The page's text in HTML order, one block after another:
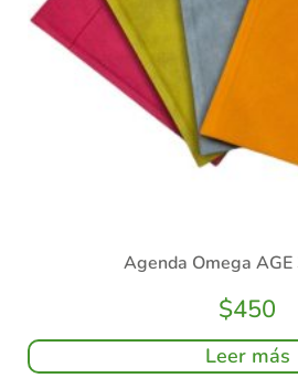
Agenda Omega
$450
Leer más